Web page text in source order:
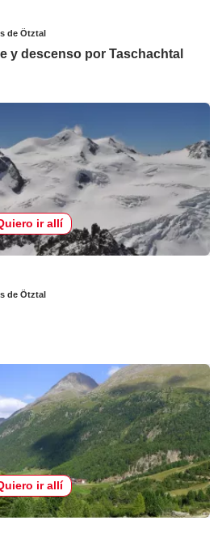
de Ötztal
y descenso por Taschachtal
ir allí
de Ötztal
ir allí